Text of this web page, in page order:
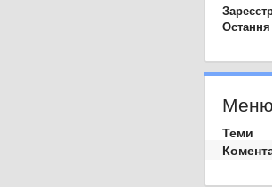
Остання
Меню
Теми